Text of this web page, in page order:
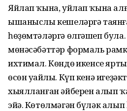
Яйлап ҡына, уйлап ҡына
ышаныслы кешеләргә
һөҙөмтәләргә өлгәшеп
мөнәсәбәттәр формаль
ихтимал. Көндөң икенсе
өсөн уңайлы. Күп кенә
хыялланған әйберен алып
эйә. Көтөлмәгән бүләк алып